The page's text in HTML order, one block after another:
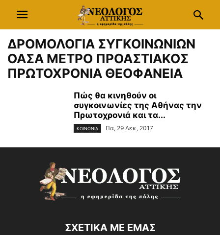
ΔΡΟΜΟΛΟΓΙΑ ΣΥΓΚΟΙΝΩΝΙΩΝ
ΟΑΣΑ ΜΕΤΡΟ ΠΡΟΑΣΤΙΑΚΟΣ
ΠΡΩΤΟΧΡΟΝΙΑ ΘΕΟΦΑΝΕΙΑ
Πώς θα κινηθούν οι
συγκοινωνίες της Αθήνας την
Πρωτοχρονιά και τα...
ΚΟΙΝΩΝΙΑ Πα, 29 Δεκ, 2017
ΣΧΕΤΙΚΑ ΜΕ ΕΜΑΣ